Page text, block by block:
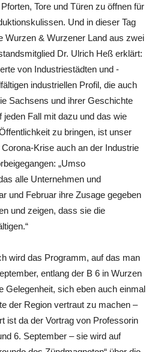
Tore und Türen zu öffnen für
Und in dieser Tag
Wurzen & Wurzener Land aus zwei
Dr. Ulrich Heß erklärt:
von Industriestädten und -
industriellen Profil, die auch
Sachsens und ihrer Geschichte
jeden Fall mit dazu und das wie
zu bringen, ist unser
Krise auch an der Industrie
„Umso
alle Unternehmen und
und Februar ihre Zusage gegeben
und zeigen, dass sie die
wird das Programm, auf das man
entlang der B 6 in Wurzen
Gelegenheit, sich eben auch einmal
der Region vertraut zu machen –
ist da der Vortrag von Professorin
6. September – sie wird auf